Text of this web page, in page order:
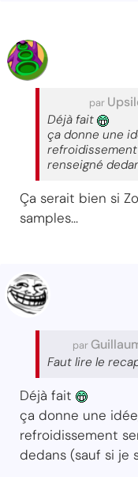
par
Déjà fait
ça donne une
renseigné
Ça serait bien si
samples...
par
Faut lire le
Déjà fait
ça donne une
refroidissement
dedans (sauf si je